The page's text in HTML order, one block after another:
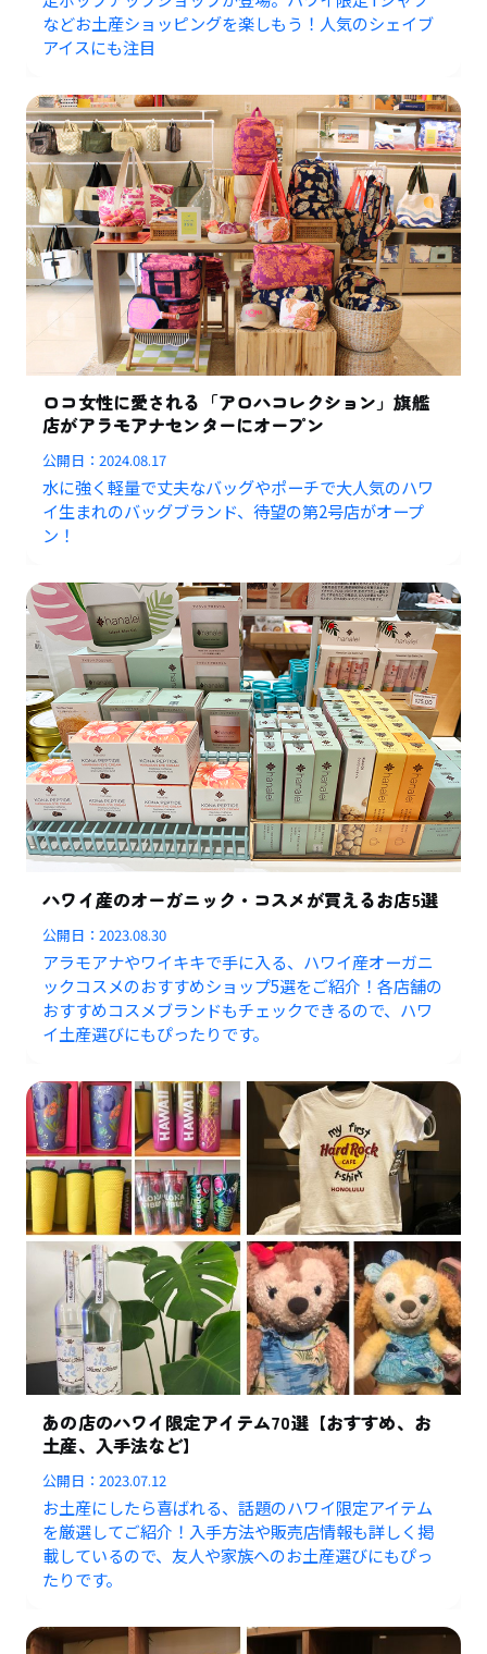
などお土産ショッピングを楽しもう！人気のシェイブ
アイスにも注目
ロコ女性に愛される「アロハコレクション」旗艦
店がアラモアナセンターにオープン
公開日：2024.08.17
水に強く軽量で丈夫なバッグやポーチで大人気のハワ
イ生まれのバッグブランド、待望の第2号店がオープ
ン！
ハワイ産のオーガニック・コスメが買えるお店5選
公開日：2023.08.30
アラモアナやワイキキで手に入る、ハワイ産オーガニ
ックコスメのおすすめショップ5選をご紹介！各店舗の
おすすめコスメブランドもチェックできるので、ハワ
イ土産選びにもぴったりです。
あの店のハワイ限定アイテム70選【おすすめ、お
土産、入手法など】
公開日：2023.07.12
お土産にしたら喜ばれる、話題のハワイ限定アイテム
を厳選してご紹介！入手方法や販売店情報も詳しく掲
載しているので、友人や家族へのお土産選びにもぴっ
たりです。